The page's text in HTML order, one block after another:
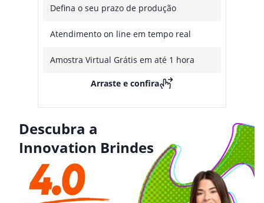
Defina o seu prazo de produção
Atendimento on line em tempo real
Amostra Virtual Grátis em até 1 hora
Arraste e confira
Descubra a
Innovation Brindes